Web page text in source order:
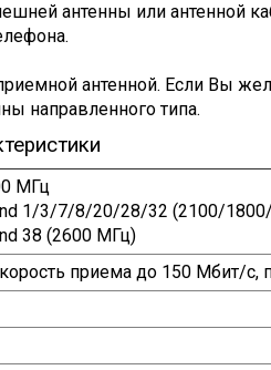
антенны или антенной
антенной. Если Вы
направленного типа.
МГц
1/3/7/8/20/28/32 (2100/
38 (2600 МГц)
приема до 150 Мбит/